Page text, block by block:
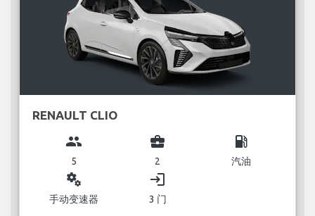
RENAULT CLIO
group
5
business_center
2
local_gas_station
汽油
miscellaneous_services
手动变速器
login
3 门